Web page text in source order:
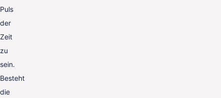
Puls
der
Zeit
zu
sein.
Besteht
die